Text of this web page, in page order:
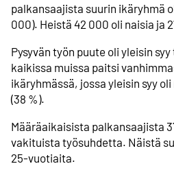
palkansaajista suurin ikäryhmä
000). Heistä 42 000 oli naisia ja
Pysyvän työn puute oli yleisin
kaikissa muissa paitsi
ikäryhmässä, jossa yleisin syy
(38 %).
Määräaikaisista palkansaajista
vakituista työsuhdetta. Näistä
25-vuotiaita.